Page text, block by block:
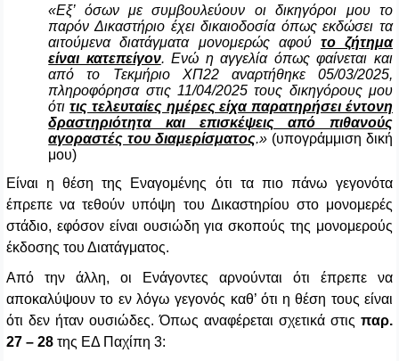
«Εξ’ όσων με συμβουλεύουν οι δικηγόροι μου το
παρόν Δικαστήριο έχει δικαιοδοσία όπως εκδώσει τα
αιτούμενα διατάγματα μονομερώς αφού το ζήτημα
είναι κατεπείγον. Ενώ η αγγελία όπως φαίνεται και
από το Τεκμήριο ΧΠ22 αναρτήθηκε 05/03/2025,
πληροφόρησα στις 11/04/2025 τους δικηγόρους μου
ότιτις τελευταίες ημέρες είχα παρατηρήσει έντονη
δραστηριότητα και επισκέψεις από πιθανούς
αγοραστές του διαμερίσματος.» (υπογράμμιση δική
μου)
Είναι η θέση της Εναγομένης ότι τα πιο πάνω γεγονότα
έπρεπε να τεθούν υπόψη του Δικαστηρίου στο μονομερές
στάδιο, εφόσον είναι ουσιώδη για σκοπούς της μονομερούς
έκδοσης του Διατάγματος.
Από την άλλη, οι Ενάγοντες αρνούνται ότι έπρεπε να
αποκαλύψουν το εν λόγω γεγονός καθ’ ότι η θέση τους είναι
ότι δεν ήταν ουσιώδες. Όπως αναφέρεται σχετικά στις παρ.
27 – 28 της ΕΔ Παχίπη 3: